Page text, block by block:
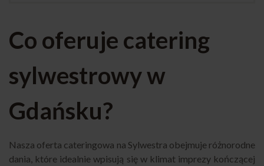
Co oferuje catering
sylwestrowy w
Gdańsku?
Nasza oferta cateringowa na Sylwestra obejmuje różnorodne
dania, które idealnie wpisują się w klimat imprezy kończącej